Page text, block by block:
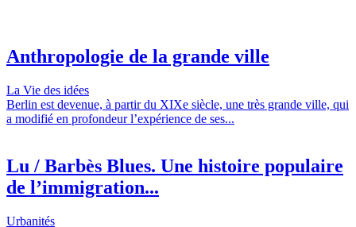
Anthropologie de la grande ville
La Vie des idées
Berlin est devenue, à partir du XIXe siècle, une très grande ville, qui
a modifié en profondeur l’expérience de ses...
Lu / Barbès Blues. Une histoire populaire
de l’immigration...
Urbanités